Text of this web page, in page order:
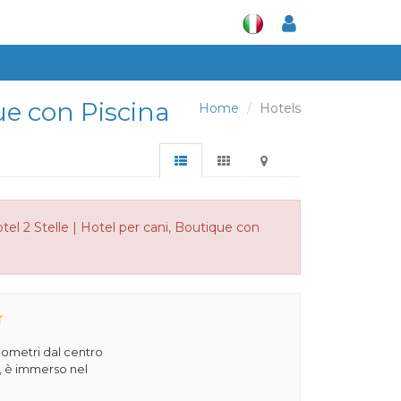
Home Hotels
con Piscina
2 Stelle | Hotel per cani, Boutique con
dal centro
è immerso nel